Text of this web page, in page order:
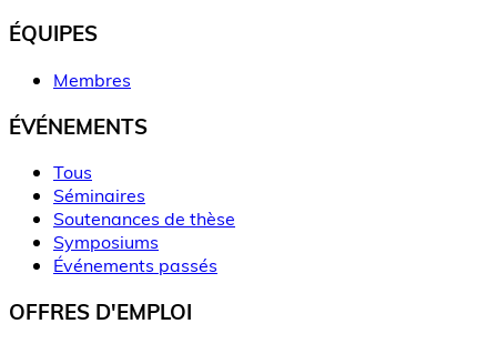
ÉQUIPES
Membres
ÉVÉNEMENTS
Tous
Séminaires
Soutenances de thèse
Symposiums
Événements passés
OFFRES D'EMPLOI